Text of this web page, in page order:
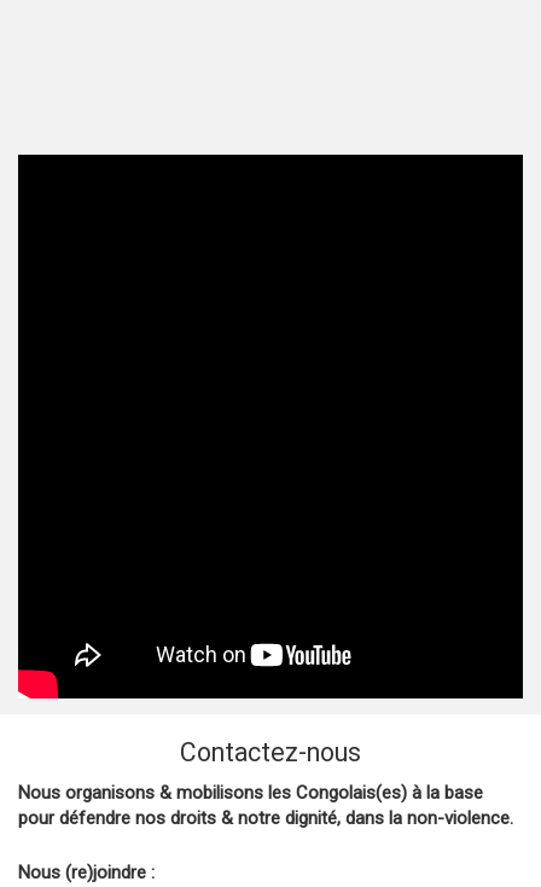
Contactez-nous
Nous organisons & mobilisons les Congolais(es) à la base
pour défendre nos droits & notre dignité, dans la non-violence.
Nous (re)joindre :